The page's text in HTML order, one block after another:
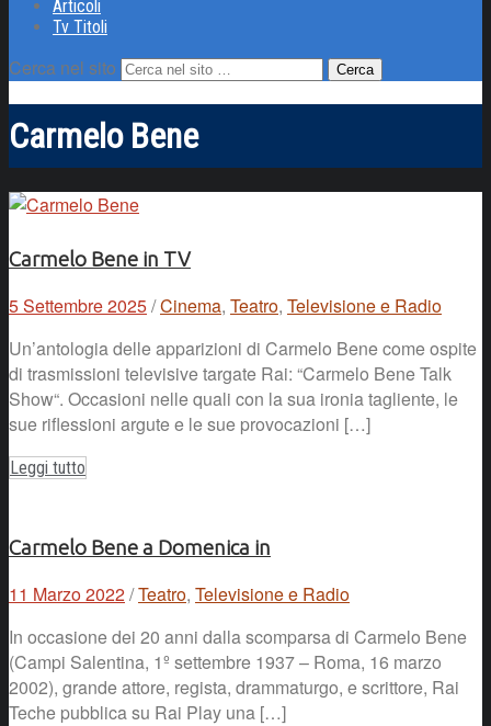
Articoli
Tv Titoli
Cerca nel sito
Carmelo Bene
Carmelo Bene in TV
5 Settembre 2025/Cinema, Teatro, Televisione e Radio
Un’antologia delle apparizioni di Carmelo Bene come ospite
di trasmissioni televisive targate Rai: “Carmelo Bene Talk
Show“. Occasioni nelle quali con la sua ironia tagliente, le
sue riflessioni argute e le sue provocazioni […]
Leggi tutto
Carmelo Bene a Domenica in
11 Marzo 2022/Teatro, Televisione e Radio
In occasione dei 20 anni dalla scomparsa di Carmelo Bene
(Campi Salentina, 1º settembre 1937 – Roma, 16 marzo
2002), grande attore, regista, drammaturgo, e scrittore, Rai
Teche pubblica su Rai Play una […]